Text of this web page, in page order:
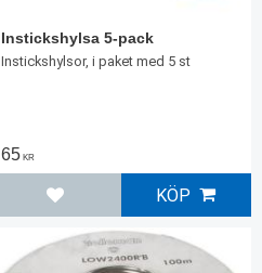
Instickshylsa 5-pack
Instickshylsor, i paket med 5 st
65 KR
Lägg till i favoriter
KÖP